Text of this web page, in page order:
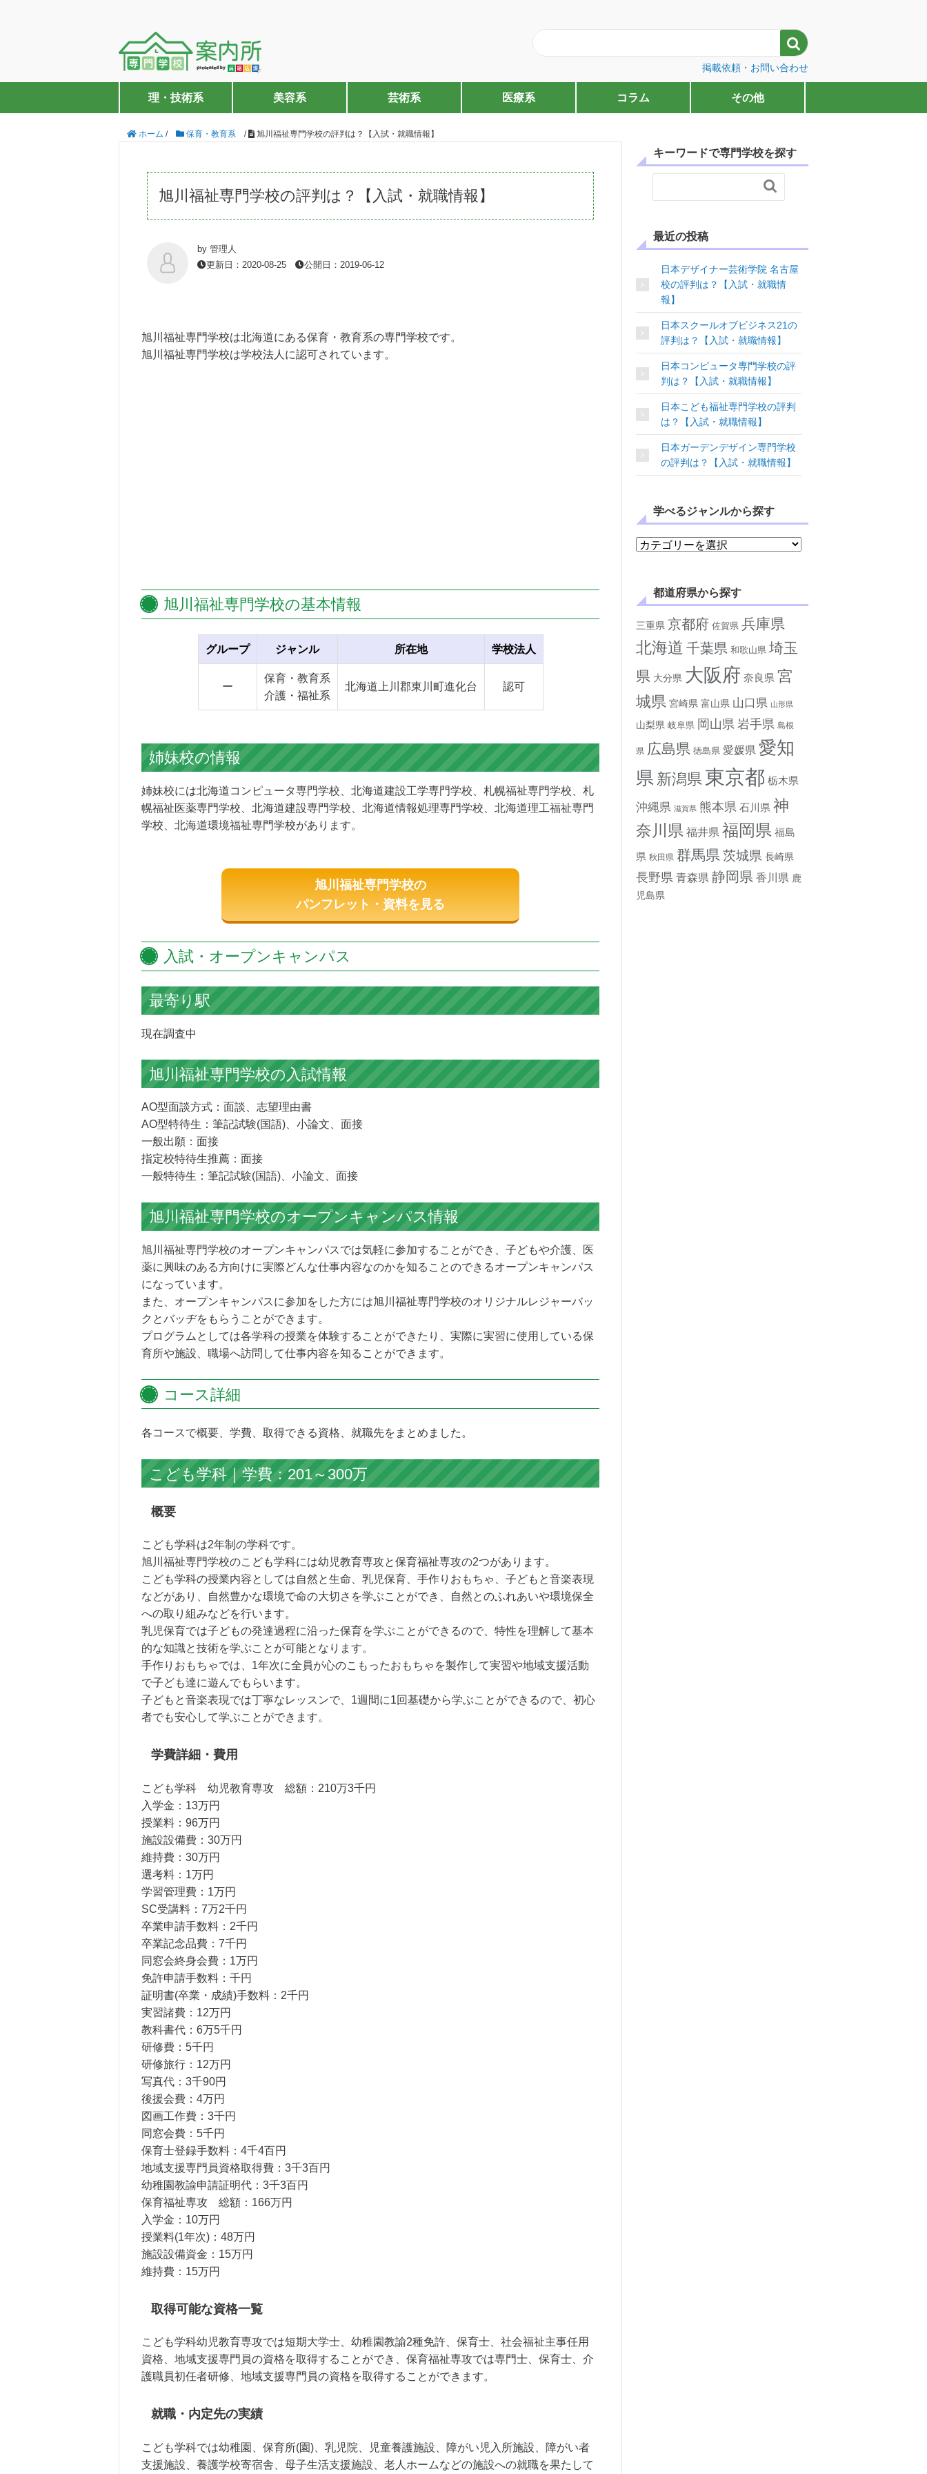

掲載依頼・お問い合わせ
理・技術系 美容系 芸術系 医療系 コラム その他
ホーム / 保育・教育系 / 旭川福祉専門学校の評判は？【入試・就職情報】
旭川福祉専門学校の評判は？【入試・就職情報】
by 管理人
更新日：2020-08-25
公開日：2019-06-12
旭川福祉専門学校は北海道にある保育・教育系の専門学校です。
旭川福祉専門学校は学校法人に認可されています。
旭川福祉専門学校の基本情報
グループ ジャンル 所在地 学校法人
ー
保育・教育系
介護・福祉系
北海道上川郡東川町進化台 認可
姉妹校の情報
姉妹校には北海道コンピュータ専門学校、北海道建設工学専門学校、札幌福祉専門学校、札
幌福祉医薬専門学校、北海道建設専門学校、北海道情報処理専門学校、北海道理工福祉専門
学校、北海道環境福祉専門学校があります。
旭川福祉専門学校の
パンフレット・資料を見る
入試・オープンキャンパス
最寄り駅
現在調査中
旭川福祉専門学校の入試情報
AO型面談方式：面談、志望理由書
AO型特待生：筆記試験(国語)、小論文、面接
一般出願：面接
指定校特待生推薦：面接
一般特待生：筆記試験(国語)、小論文、面接
旭川福祉専門学校のオープンキャンパス情報
旭川福祉専門学校のオープンキャンパスでは気軽に参加することができ、子どもや介護、医
薬に興味のある方向けに実際どんな仕事内容なのかを知ることのできるオープンキャンパス
になっています。
また、オープンキャンパスに参加をした方には旭川福祉専門学校のオリジナルレジャーバッ
クとバッヂをもらうことができます。
プログラムとしては各学科の授業を体験することができたり、実際に実習に使用している保
育所や施設、職場へ訪問して仕事内容を知ることができます。
コース詳細
各コースで概要、学費、取得できる資格、就職先をまとめました。
こども学科｜学費：201～300万
概要
こども学科は2年制の学科です。
旭川福祉専門学校のこども学科には幼児教育専攻と保育福祉専攻の2つがあります。
こども学科の授業内容としては自然と生命、乳児保育、手作りおもちゃ、子どもと音楽表現
などがあり、自然豊かな環境で命の大切さを学ぶことができ、自然とのふれあいや環境保全
への取り組みなどを行います。
乳児保育では子どもの発達過程に沿った保育を学ぶことができるので、特性を理解して基本
的な知識と技術を学ぶことが可能となります。
手作りおもちゃでは、1年次に全員が心のこもったおもちゃを製作して実習や地域支援活動
で子ども達に遊んでもらいます。
子どもと音楽表現では丁寧なレッスンで、1週間に1回基礎から学ぶことができるので、初心
者でも安心して学ぶことができます。
学費詳細・費用
こども学科 幼児教育専攻 総額：210万3千円
入学金：13万円
授業料：96万円
施設設備費：30万円
維持費：30万円
選考料：1万円
学習管理費：1万円
SC受講料：7万2千円
卒業申請手数料：2千円
卒業記念品費：7千円
同窓会終身会費：1万円
免許申請手数料：千円
証明書(卒業・成績)手数料：2千円
実習諸費：12万円
教科書代：6万5千円
研修費：5千円
研修旅行：12万円
写真代：3千90円
後援会費：4万円
図画工作費：3千円
同窓会費：5千円
保育士登録手数料：4千4百円
地域支援専門員資格取得費：3千3百円
幼稚園教諭申請証明代：3千3百円
保育福祉専攻 総額：166万円
入学金：10万円
授業料(1年次)：48万円
施設設備資金：15万円
維持費：15万円
取得可能な資格一覧
こども学科幼児教育専攻では短期大学士、幼稚園教諭2種免許、保育士、社会福祉主事任用
資格、地域支援専門員の資格を取得することができ、保育福祉専攻では専門士、保育士、介
護職員初任者研修、地域支援専門員の資格を取得することができます。
就職・内定先の実績
こども学科では幼稚園、保育所(園)、乳児院、児童養護施設、障がい児入所施設、障がい者
支援施設、養護学校寄宿舎、母子生活支援施設、老人ホームなどの施設への就職を果たして
キーワードで専門学校を探す

最近の投稿
日本デザイナー芸術学院 名古屋
校の評判は？【入試・就職情
報】
日本スクールオブビジネス21の
評判は？【入試・就職情報】
日本コンピュータ専門学校の評
判は？【入試・就職情報】
日本こども福祉専門学校の評判
は？【入試・就職情報】
日本ガーデンデザイン専門学校
の評判は？【入試・就職情報】
学べるジャンルから探す
学べるジャンルから探す
都道府県から探す
三重県 京都府 佐賀県 兵庫県
北海道 千葉県 和歌山県 埼玉
県 大分県 大阪府 奈良県 宮
城県 宮崎県 富山県 山口県 山形県
山梨県 岐阜県 岡山県 岩手県 島根
県 広島県 徳島県 愛媛県 愛知
県 新潟県 東京都 栃木県
沖縄県 滋賀県 熊本県 石川県 神
奈川県 福井県 福岡県 福島
県 秋田県 群馬県 茨城県 長崎県
長野県 青森県 静岡県 香川県 鹿
児島県